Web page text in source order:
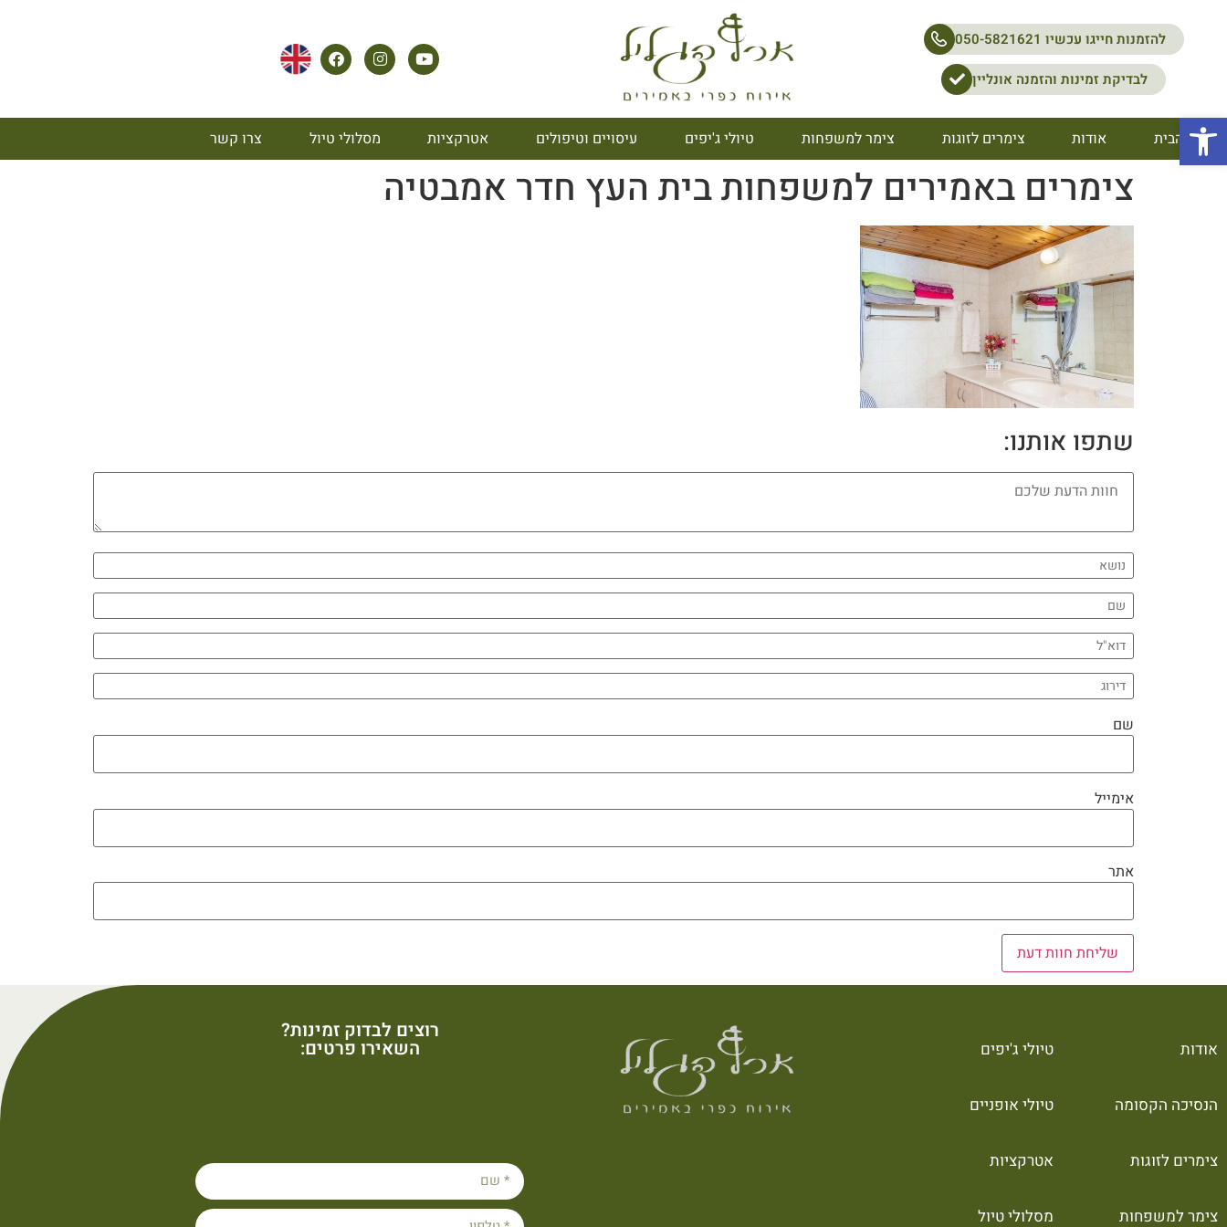
פתח סרגל נגישות
להזמנות חייגו עכשיו 050-5821621
לבדיקת זמינות והזמנה אונליין
דף הבית אודות צימרים לזוגות צימר למשפחות טיולי ג'יפים עיסויים וטיפולים אטרקציות מסלולי טיול צרו קשר
צימרים באמירים למשפחות בית העץ חדר אמבטיה
שתפו אותנו:
שם
אימייל
אתר
אודות
הנסיכה הקסומה
צימרים לזוגות
צימר למשפחות
טיולי ג'יפים
טיולי אופניים
אטרקציות
מסלולי טיול
רוצים לבדוק זמינות?
השאירו פרטים: